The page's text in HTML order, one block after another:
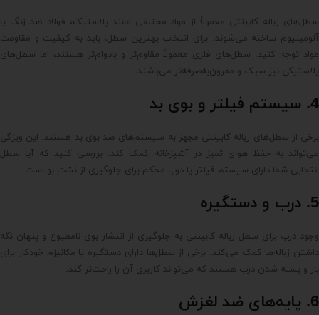
سطل‌های زباله کابینتی معمولاً از مواد مختلفی مانند پلاستیک، فولاد ضد زنگ یا
آلومینیوم ساخته می‌شوند. برای انتخاب بهترین سطل، باید به کیفیت و مقاومت
مواد توجه کنید. سطل‌های فلزی معمولاً مقاوم‌تر و بادوام‌تر هستند، اما سطل‌های
پلاستیکی نیز سبک و مقرون‌به‌صرفه‌تر می‌باشند.
4. سیستم فیلتر و بوی بد
برخی از سطل‌های زباله کابینتی مجهز به سیستم‌های ضد بوی بد هستند. این ویژگی
می‌تواند به حفظ هوای تمیز در آشپزخانه کمک کند. بررسی کنید که آیا سطل
انتخابی شما دارای سیستم فیلتر یا درب محکم برای جلوگیری از نشت بو است.
5. درب و دستگیره
وجود درب برای سطل زباله کابینتی به جلوگیری از انتشار بوی نامطبوع و پنهان نگه
داشتن زباله‌ها کمک می‌کند. برخی از سطل‌ها دارای دستگیره یا مکانیزم خودکار برای
باز و بسته شدن درب هستند که می‌تواند کاربری آن را راحت‌تر کند.
6. پایه‌های ضد لغزش